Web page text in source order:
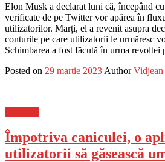
Elon Musk a declarat luni că, începând
verificate de pe Twitter vor apărea în
utilizatorilor. Marți, el a revenit asupra
conturile pe care utilizatorii le urmăresc
Schimbarea a fost făcută în urma
Posted on 29 martie 2023 Author
Împotriva caniculei, o
utilizatorii să găsească